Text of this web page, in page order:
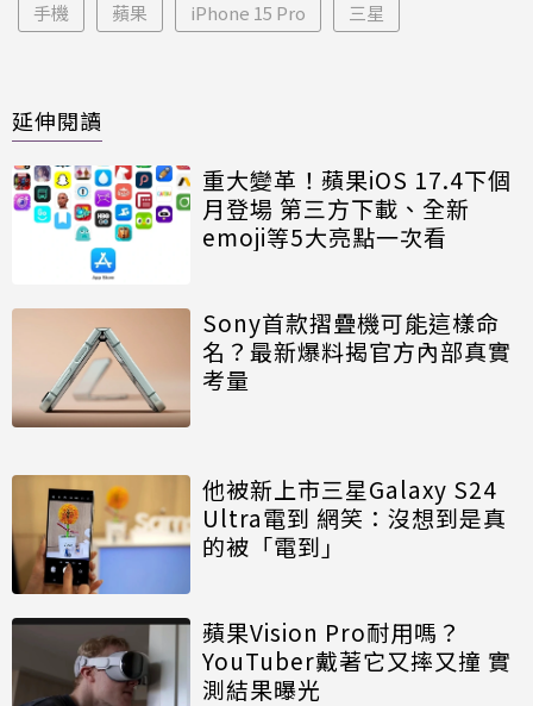
手機 蘋果 iPhone 15 Pro 三星
延伸閱讀
重大變革！蘋果iOS 17.4下個
月登場 第三方下載、全新
emoji等5大亮點一次看
Sony首款摺疊機可能這樣命
名？最新爆料揭官方內部真實
考量
他被新上市三星Galaxy S24
Ultra電到 網笑：沒想到是真
的被「電到」
蘋果Vision Pro耐用嗎？
YouTuber戴著它又摔又撞 實
測結果曝光